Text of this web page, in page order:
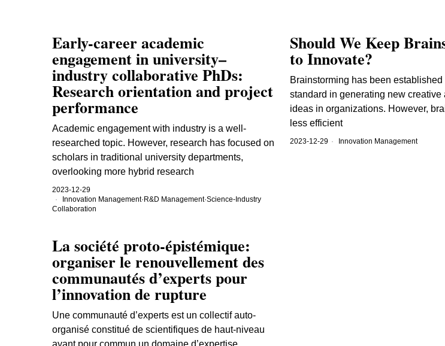
Early-career academic
engagement in university–
industry collaborative PhDs:
Research orientation and project
performance
Academic engagement with industry is a well-
researched topic. However, research has focused on
scholars in traditional university departments,
overlooking more hybrid research
2023-12-29
Innovation Management· R&D Management·Science-Industry
Collaboration
Should We Keep
to Innovate?
Brainstorming has been established
standard in generating new creative
ideas in organizations. However,
less efficient
2023-12-29 Innovation Management
La société proto-épistémique:
organiser le renouvellement des
communautés d’experts pour
l’innovation de rupture
Une communauté d’experts est un collectif auto-
organisé constitué de scientifiques de haut-niveau
ayant pour commun un domaine d’expertise